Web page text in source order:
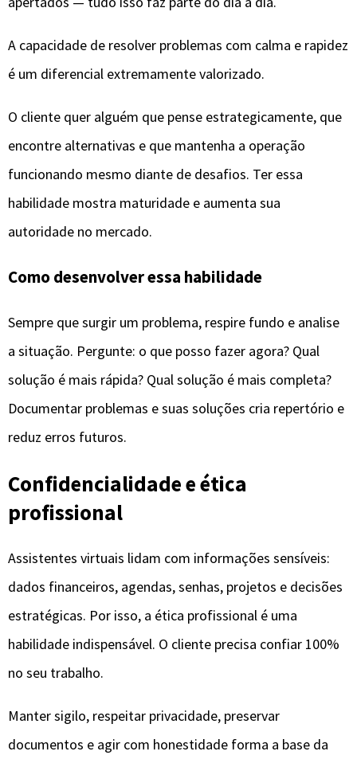
A capacidade de resolver problemas com calma e rapidez
é um diferencial extremamente valorizado.
O cliente quer alguém que pense estrategicamente, que
encontre alternativas e que mantenha a operação
funcionando mesmo diante de desafios. Ter essa
habilidade mostra maturidade e aumenta sua
autoridade no mercado.
Como desenvolver essa habilidade
Sempre que surgir um problema, respire fundo e analise
a situação. Pergunte: o que posso fazer agora? Qual
solução é mais rápida? Qual solução é mais completa?
Documentar problemas e suas soluções cria repertório e
reduz erros futuros.
Confidencialidade e ética
profissional
Assistentes virtuais lidam com informações sensíveis:
dados financeiros, agendas, senhas, projetos e decisões
estratégicas. Por isso, a ética profissional é uma
habilidade indispensável. O cliente precisa confiar 100%
no seu trabalho.
Manter sigilo, respeitar privacidade, preservar
documentos e agir com honestidade forma a base da